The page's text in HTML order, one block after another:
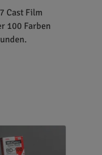
Cast Film
100 Farben
glänzenden
bis zu 4
sowohl für